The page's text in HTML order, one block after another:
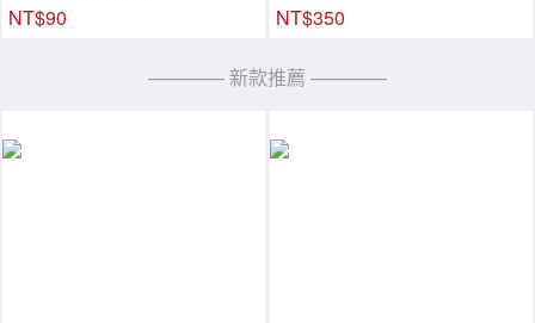
NT$90 NT$350
———— 新款推薦 ————